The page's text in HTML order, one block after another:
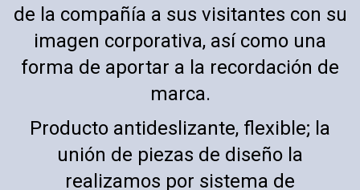
de la compañía a sus visitantes con su
imagen corporativa, así como una
forma de aportar a la recordación de
marca.
Producto antideslizante, flexible; la
unión de piezas de diseño la
realizamos por sistema de